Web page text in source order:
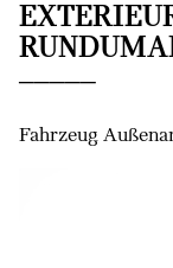
Fahrzeug